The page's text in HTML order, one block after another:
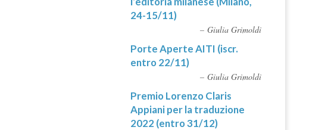
24-15/11)
Giulia Grimoldi
Porte Aperte AITI (iscr.
entro 22/11)
Giulia Grimoldi
Premio Lorenzo Claris
Appiani per la traduzione
2022 (entro 31/12)